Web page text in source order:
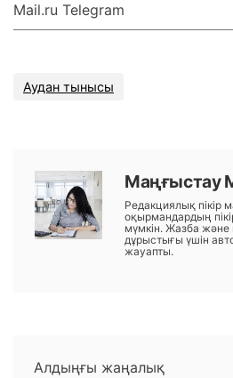
Mail.ru Telegram
Аудан тынысы
Маңғыстау
Редакциялық пікір
оқырмандардың
мүмкін. Жазба және
дұрыстығы үшін
жауапты.
Алдыңғы жаңалық